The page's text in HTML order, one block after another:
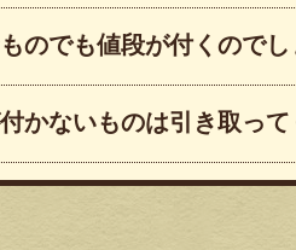
のでも値段が付くのでし
かないものは引き取って